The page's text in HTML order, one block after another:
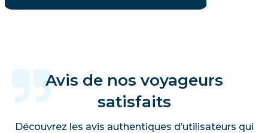
Avis de nos voyageurs
satisfaits
Découvrez les avis authentiques d’utilisateurs qui